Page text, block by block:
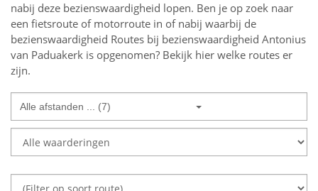
nabij deze bezienswaardigheid lopen. Ben je op zoek naar
een fietsroute of motorroute in of nabij waarbij de
bezienswaardigheid Routes bij bezienswaardigheid Antonius
van Paduakerk is opgenomen? Bekijk hier welke routes er
zijn.
Alle afstanden ... (7)